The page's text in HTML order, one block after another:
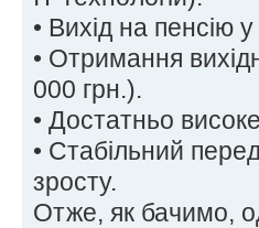
• Вихід на пенсію
• Отримання
000 грн.).
• Достатньо
• Стабільний
зросту.
Отже, як бачимо,